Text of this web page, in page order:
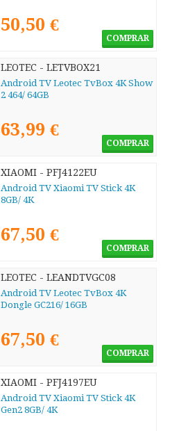
50,50 €
COMPRAR
LEOTEC - LETVBOX21
Android TV Leotec TvBox 4K Show
2 464/ 64GB
63,99 €
COMPRAR
XIAOMI - PFJ4122EU
Android TV Xiaomi TV Stick 4K
8GB/ 4K
67,50 €
COMPRAR
LEOTEC - LEANDTVGC08
Android TV Leotec TvBox 4K
Dongle GC216/ 16GB
67,50 €
COMPRAR
XIAOMI - PFJ4197EU
Android TV Xiaomi TV Stick 4K
Gen2 8GB/ 4K